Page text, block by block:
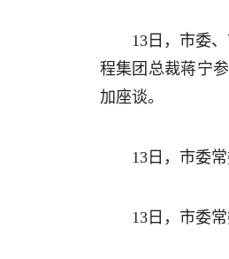
13日，市委
程集团总裁蒋宁
加座谈。
13日，市委
13日，市委